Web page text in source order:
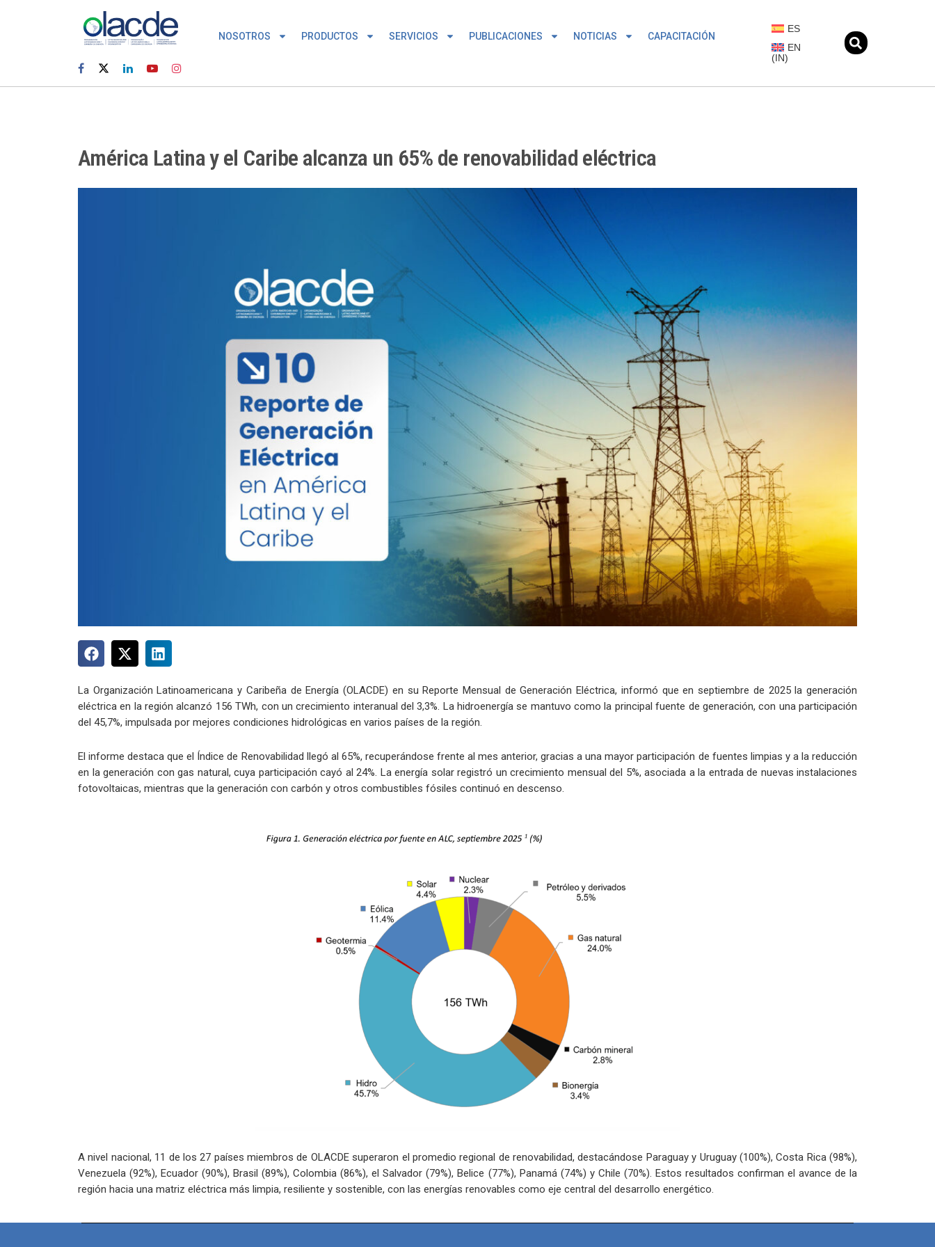
NOSOTROS PRODUCTOS SERVICIOS PUBLICACIONES NOTICIAS CAPACITACIÓN
ES
EN
(IN)
América Latina y el Caribe alcanza un 65% de renovabilidad eléctrica
La Organización Latinoamericana y Caribeña de Energía (OLACDE) en su Reporte Mensual de Generación Eléctrica, informó que en septiembre de 2025 la generación
eléctrica en la región alcanzó 156 TWh, con un crecimiento interanual del 3,3%. La hidroenergía se mantuvo como la principal fuente de generación, con una participación
del 45,7%, impulsada por mejores condiciones hidrológicas en varios países de la región.
El informe destaca que el Índice de Renovabilidad llegó al 65%, recuperándose frente al mes anterior, gracias a una mayor participación de fuentes limpias y a la reducción
en la generación con gas natural, cuya participación cayó al 24%. La energía solar registró un crecimiento mensual del 5%, asociada a la entrada de nuevas instalaciones
fotovoltaicas, mientras que la generación con carbón y otros combustibles fósiles continuó en descenso.
A nivel nacional, 11 de los 27 países miembros de OLACDE superaron el promedio regional de renovabilidad, destacándose Paraguay y Uruguay (100%), Costa Rica (98%),
Venezuela (92%), Ecuador (90%), Brasil (89%), Colombia (86%), el Salvador (79%), Belice (77%), Panamá (74%) y Chile (70%). Estos resultados confirman el avance de la
región hacia una matriz eléctrica más limpia, resiliente y sostenible, con las energías renovables como eje central del desarrollo energético.